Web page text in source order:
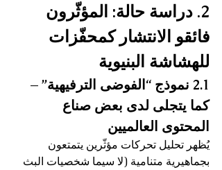
2. دراسة حالة: المؤثّرون
فائقو الانتشار كمحفّزات
للهشاشة البنيوية
2.1 نموذج “الفوضى الترفيهية” –
كما يتجلى لدى بعض صناع
المحتوى العالميين
يُظهر تحليل تحركات مؤثّرين يتمتعون
بجماهيرية متنامية (لا سيما شخصيات البث